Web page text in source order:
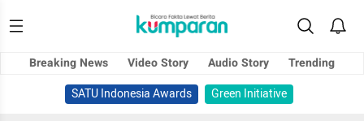
Breaking News Video Story Audio Story
Trending
SATU Indonesia Awards
Green Initiative